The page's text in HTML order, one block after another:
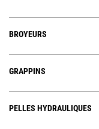
BROYEURS
GRAPPINS
PELLES HYDRAULIQUES